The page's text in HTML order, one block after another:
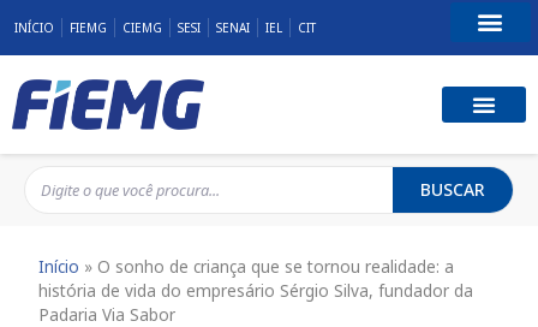
INÍCIO FIEMG CIEMG SESI SENAI IEL CIT
BUSCAR
Início » O sonho de criança que se tornou realidade: a
história de vida do empresário Sérgio Silva, fundador da
Padaria Via Sabor